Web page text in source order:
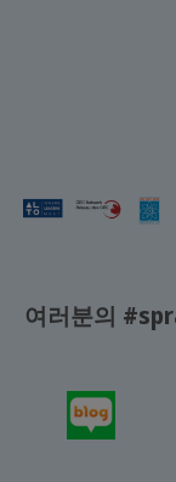
여러분의